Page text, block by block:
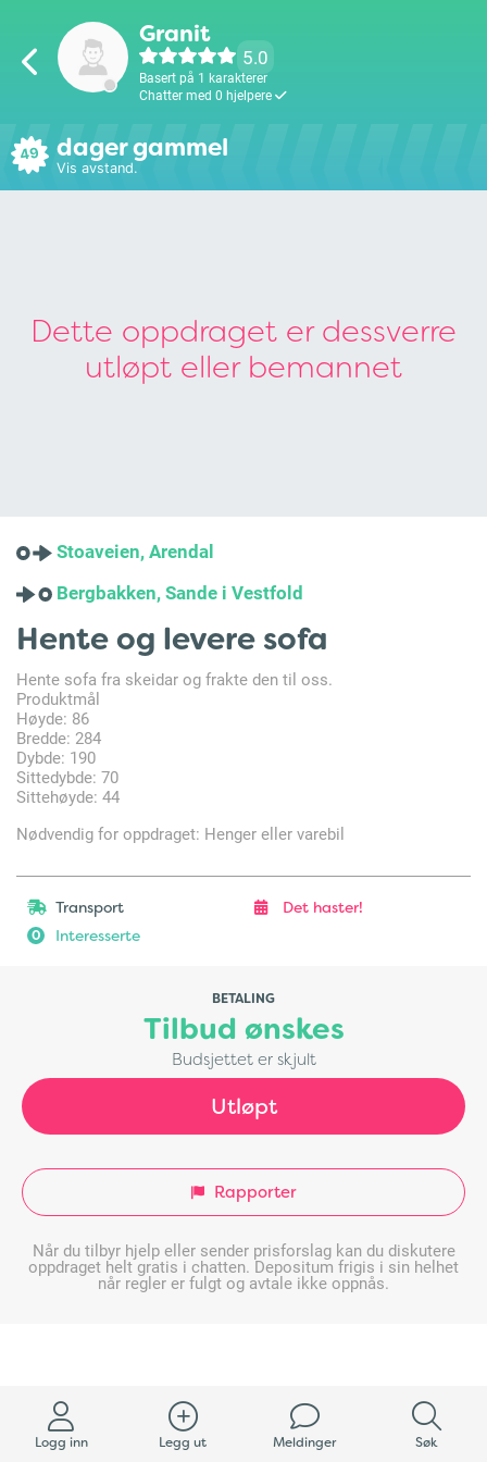
Logg inn Legg ut Meldinger Søk
Granit
5.0
Basert på 1 karakterer
Chatter med 0 hjelpere
49 dager gammel
Vis avstand.
Dette oppdraget er dessverre
utløpt eller bemannet
Stoaveien, Arendal
Bergbakken, Sande i Vestfold
Hente og levere sofa
Hente sofa fra skeidar og frakte den til oss.
Produktmål
Høyde: 86
Bredde: 284
Dybde: 190
Sittedybde: 70
Sittehøyde: 44
Nødvendig for oppdraget: Henger eller varebil
Transport Det haster!
0 Interesserte
BETALING
Tilbud ønskes
Budsjettet er skjult
Utløpt
Rapporter
Når du tilbyr hjelp eller sender prisforslag kan du diskutere
oppdraget helt gratis i chatten. Depositum frigis i sin helhet
når regler er fulgt og avtale ikke oppnås.